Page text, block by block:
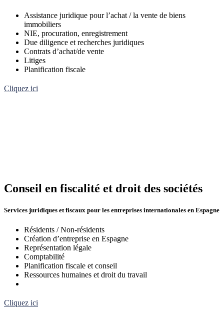
Assistance juridique pour l’achat / la vente de biens
immobiliers
NIE, procuration, enregistrement
Due diligence et recherches juridiques
Contrats d’achat/de vente
Litiges
Planification fiscale
Cliquez ici
Conseil en fiscalité et droit des sociétés
Services juridiques et fiscaux pour les entreprises internationales en Espagne
Résidents / Non-résidents
Création d’entreprise en Espagne
Représentation légale
Comptabilité
Planification fiscale et conseil
Ressources humaines et droit du travail
Cliquez ici